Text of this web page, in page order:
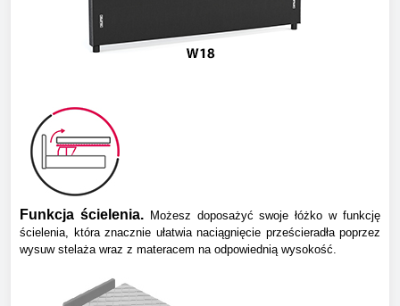
Funkcja ścielenia.
Możesz doposażyć swoje łóżko w funkcję
ścielenia, która znacznie ułatwia naciągnięcie prześcieradła poprzez
wysuw stelaża wraz z materacem na odpowiednią wysokość.